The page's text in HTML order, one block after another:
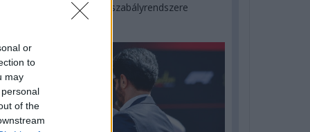
or
to
may
of the
Ilyen lehet a jövő F1-es szabályrendszere
Domenicali szerint